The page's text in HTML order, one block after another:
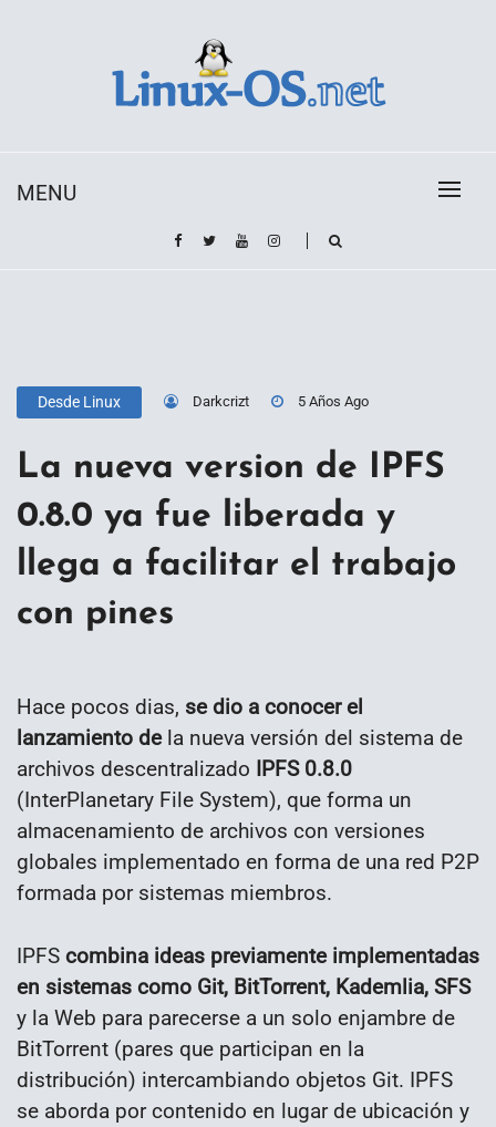
MENU
Desde Linux Darkcrizt 5 Años Ago
La nueva version de IPFS
0.8.0 ya fue liberada y
llega a facilitar el trabajo
con pines
Hace pocos dias, se dio a conocer el
lanzamiento dela nueva versión del sistema de
archivos descentralizado IPFS 0.8.0
(InterPlanetary File System), que forma un
almacenamiento de archivos con versiones
globales implementado en forma de una red P2P
formada por sistemas miembros.
IPFS combina ideas previamente implementadas
en sistemas como Git, BitTorrent, Kademlia, SFS
y la Web para parecerse a un solo enjambre de
BitTorrent (pares que participan en la
distribución) intercambiando objetos Git. IPFS
se aborda por contenido en lugar de ubicación y